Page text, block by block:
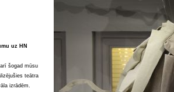
uz HN
šogad mūsu
teātra
izrādēm.